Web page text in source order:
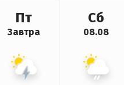
Пт
Завтра
Сб
08.08